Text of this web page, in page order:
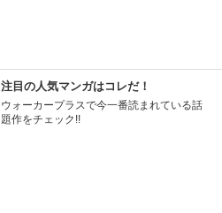
注目の人気マンガはコレだ！
ウォーカープラスで今一番読まれている話
題作をチェック!!